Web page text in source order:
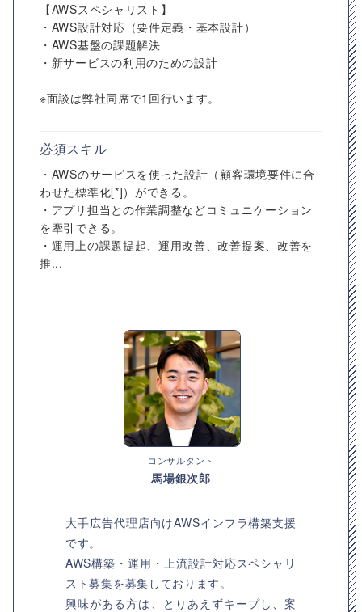
【AWSスペシャリスト】
・AWS設計対応（要件定義・基本設計）
・AWS基盤の課題解決
・新サービスの利用のための設計
※面談は弊社同席で1回行います。
必須スキル
・AWSのサービスを使った設計（顧客環境要件に合
わせた標準化[*]）ができる。
・アプリ担当との作業調整などコミュニケーション
を牽引できる。
・運用上の課題提起、運用改善、改善提案、改善を
推...
コンサルタント
馬場銀次郎
大手広告代理店向けAWSインフラ構築支援
です。
AWS構築・運用・上流設計対応スペシャリ
スト募集を募集しております。
興味がある方は、とりあえずキープし、案